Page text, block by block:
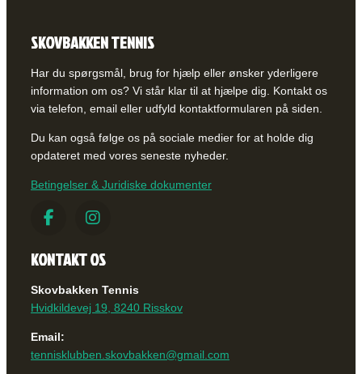
SKOVBAKKEN TENNIS
Har du spørgsmål, brug for hjælp eller ønsker yderligere
information om os? Vi står klar til at hjælpe dig. Kontakt os
via telefon, email eller udfyld kontaktformularen på siden.
Du kan også følge os på sociale medier for at holde dig
opdateret med vores seneste nyheder.
Betingelser & Juridiske dokumenter
KONTAKT OS
Skovbakken Tennis
Hvidkildevej 19, 8240 Risskov
Email:
tennisklubben.skovbakken@gmail.com